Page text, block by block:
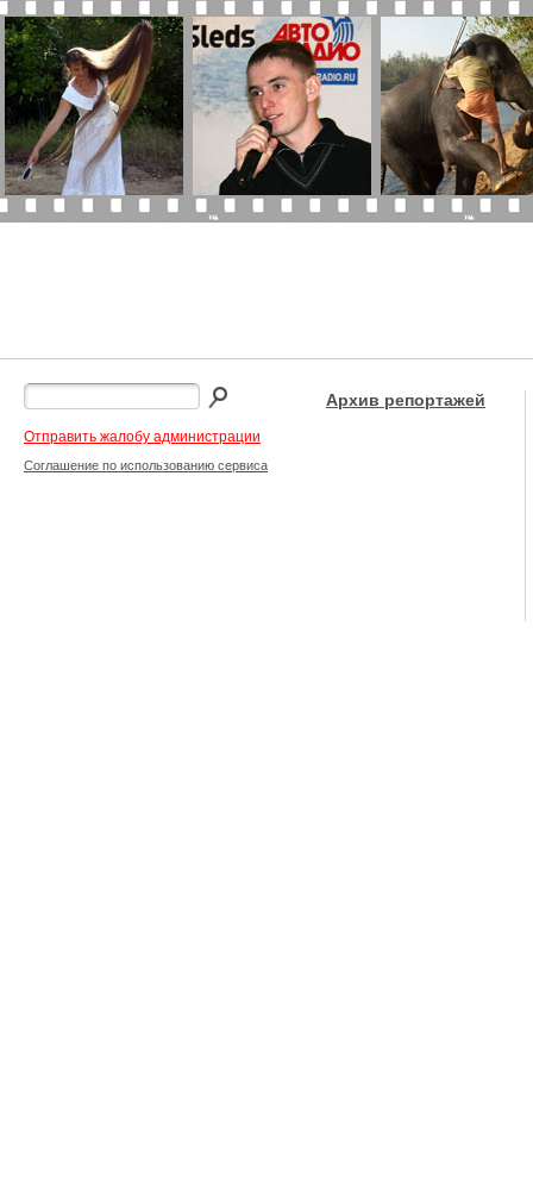
Отправить жалобу администрации
Соглашение по использованию сервиса
Архив репортажей